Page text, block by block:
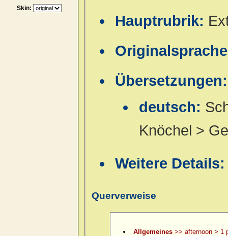
Skin:
Hauptrubrik:
Übersetzungen:
deutsch:
Knöchel >
Weitere
Querverweise
Allgemeines>> afternoon > 1